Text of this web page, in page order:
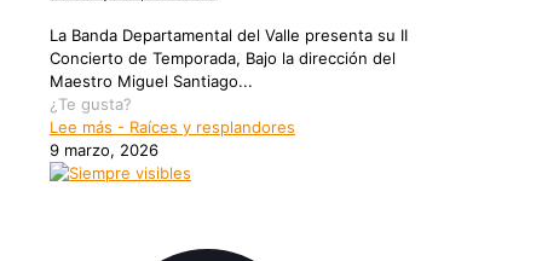
La Banda Departamental del Valle presenta su II
Concierto de Temporada, Bajo la dirección del
Maestro Miguel Santiago...
¿Te gusta?
Lee más - Raíces y resplandores
9 marzo, 2026